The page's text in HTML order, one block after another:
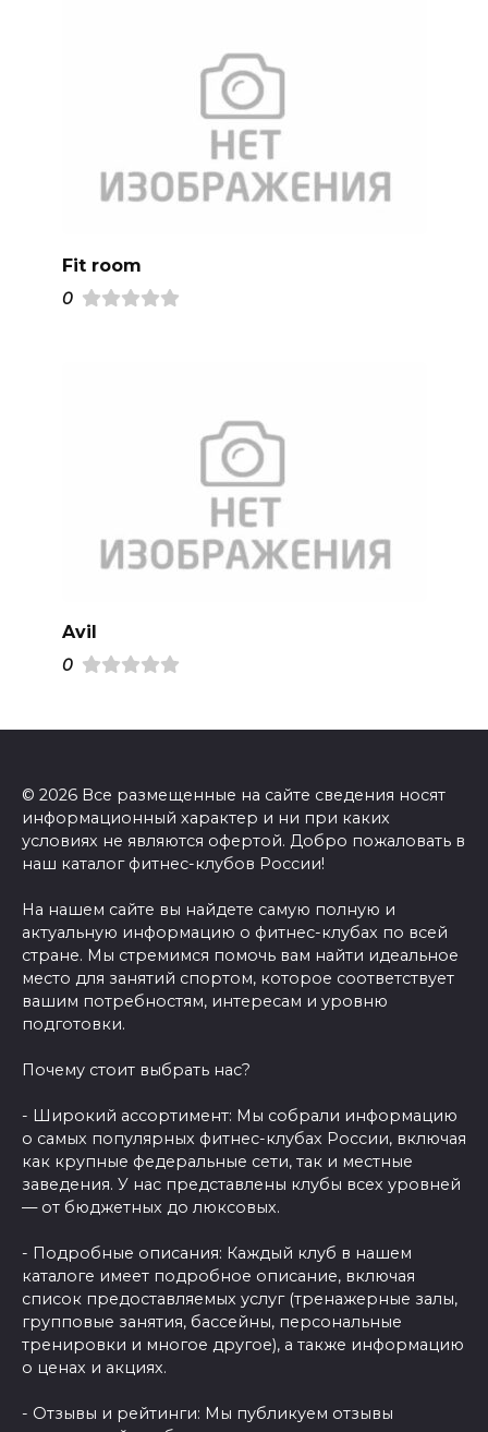
Fit room
0
Avil
0
© 2026 Все размещенные на сайте сведения носят
информационный характер и ни при каких
условиях не являются офертой. Добро пожаловать в
наш каталог фитнес-клубов России!
На нашем сайте вы найдете самую полную и
актуальную информацию о фитнес-клубах по всей
стране. Мы стремимся помочь вам найти идеальное
место для занятий спортом, которое соответствует
вашим потребностям, интересам и уровню
подготовки.
Почему стоит выбрать нас?
- Широкий ассортимент: Мы собрали информацию
о самых популярных фитнес-клубах России, включая
как крупные федеральные сети, так и местные
заведения. У нас представлены клубы всех уровней
— от бюджетных до люксовых.
- Подробные описания: Каждый клуб в нашем
каталоге имеет подробное описание, включая
список предоставляемых услуг (тренажерные залы,
групповые занятия, бассейны, персональные
тренировки и многое другое), а также информацию
о ценах и акциях.
- Отзывы и рейтинги: Мы публикуем отзывы